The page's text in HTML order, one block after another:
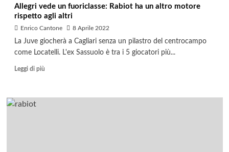
Allegri vede un fuoriclasse: Rabiot ha un altro motore
rispetto agli altri
Enrico Cantone 8 Aprile 2022
La Juve giocherà a Cagliari senza un pilastro del centrocampo
come Locatelli. L'ex Sassuolo è tra i 5 giocatori più...
Leggi di più